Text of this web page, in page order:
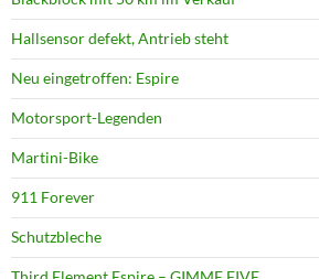
Hallsensor defekt, Antrieb steht
Neu eingetroffen: Espire
Motorsport-Legenden
Martini-Bike
911 Forever
Schutzbleche